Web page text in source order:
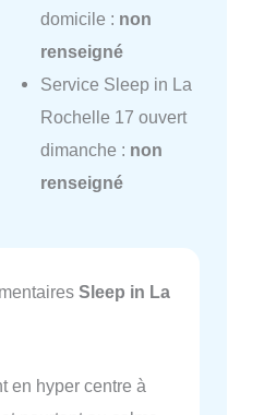
domicile : non
renseigné
Service Sleep in La
Rochelle 17 ouvert
dimanche : non
renseigné
Sleep in La
en hyper centre à